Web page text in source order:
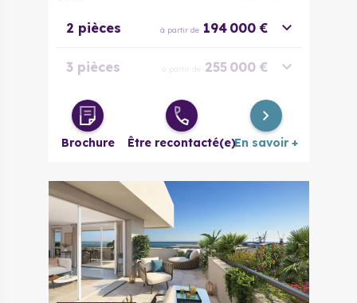
2 pièces à partir de 194 000 €
3 pièces à partir de 255 000 €
4 pièces à partir de 495 000 €
Brochure Être recontacté(e)En savoir +